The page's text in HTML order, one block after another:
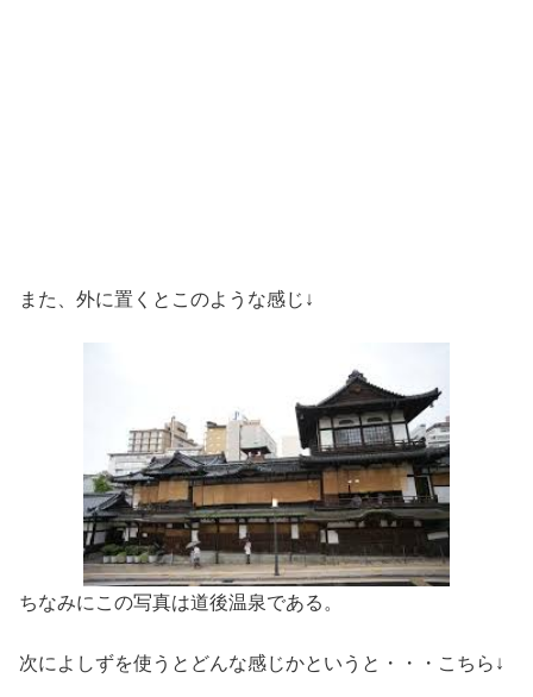
また、外に置くとこのような感じ↓
ちなみにこの写真は道後温泉である。
次によしずを使うとどんな感じかというと・・・こちら↓